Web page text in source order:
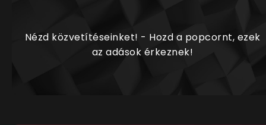
Nézd közvetítéseinket! - Hozd a popcornt, ezek
az adások érkeznek!